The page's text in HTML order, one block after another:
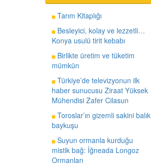
Tarım Kitaplığı
Besleyici, kolay ve lezzetli…
Konya usulü tirit kebabı
Birlikte üretim ve tüketim
mümkün
Türkiye’de televizyonun ilk
haber sunucusu Ziraat Yüksek
Mühendisi Zafer Cilasun
Toroslar’ın gizemli sakini balık
baykuşu
Suyun ormanla kurduğu
mistik bağ: İğneada Longoz
Ormanları